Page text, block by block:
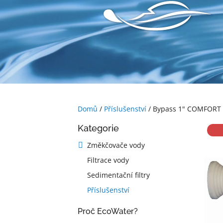
na
Domů / Příslušenství / Bypass 1" COMFORT
Přeskočit
Kategorie
Změkčovače vody
Filtrace vody
Sedimentační filtry
Příslušenství
Proč EcoWater?